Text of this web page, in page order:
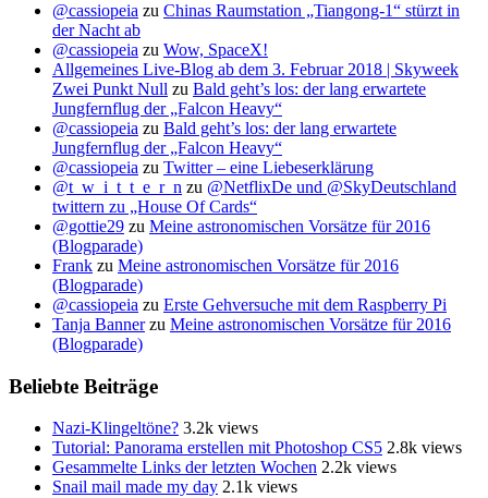
@cassiopeia zu Chinas Raumstation „Tiangong-1“ stürzt in
der Nacht ab
@cassiopeia zu Wow, SpaceX!
Allgemeines Live-Blog ab dem 3. Februar 2018 | Skyweek
Zwei Punkt Null zu Bald geht’s los: der lang erwartete
Jungfernflug der „Falcon Heavy“
@cassiopeia zu Bald geht’s los: der lang erwartete
Jungfernflug der „Falcon Heavy“
@cassiopeia zu Twitter – eine Liebeserklärung
@t_w_i_t_t_e_r_n zu @NetflixDe und @SkyDeutschland
twittern zu „House Of Cards“
@gottie29 zu Meine astronomischen Vorsätze für 2016
(Blogparade)
Frank zu Meine astronomischen Vorsätze für 2016
(Blogparade)
@cassiopeia zu Erste Gehversuche mit dem Raspberry Pi
Tanja Bannerzu Meine astronomischen Vorsätze für 2016
(Blogparade)
Beliebte Beiträge
Nazi-Klingeltöne? 3.2k views
Tutorial: Panorama erstellen mit Photoshop CS5 2.8k views
Gesammelte Links der letzten Wochen 2.2k views
Snail mail made my day 2.1k views